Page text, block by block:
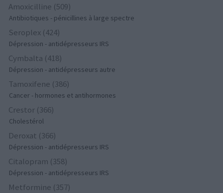
Amoxicilline (509)
Antibiotiques - pénicillines à large spectre
Seroplex (424)
Dépression - antidépresseurs IRS
Cymbalta (418)
Dépression - antidépresseurs autre
Tamoxifene (386)
Cancer - hormones et antihormones
Crestor (366)
Cholestérol
Deroxat (366)
Dépression - antidépresseurs IRS
Citalopram (358)
Dépression - antidépresseurs IRS
Metformine (357)